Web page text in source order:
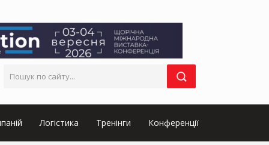
Логістика Тренінги Конференції